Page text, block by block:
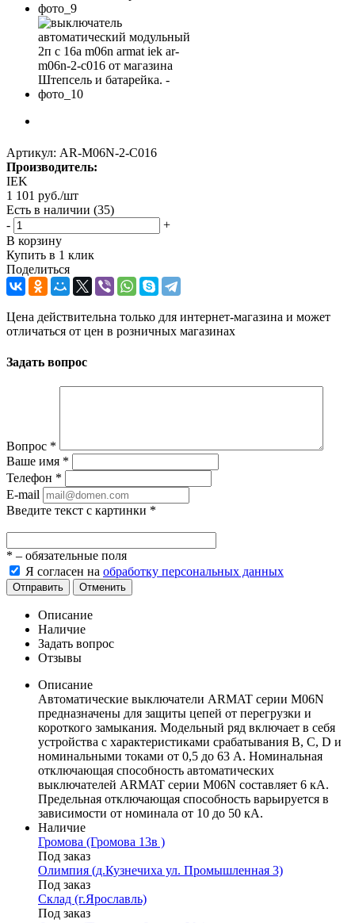
Артикул: AR-M06N-2-C016
Производитель:
IEK
1 101 руб./шт
Есть в наличии (35)
-
+
В корзину
Купить в 1 клик
Поделиться
Цена действительна только для интернет-магазина и может
отличаться от цен в розничных магазинах
Задать вопрос
Вопрос *
Ваше имя *
Телефон *
E-mail
Введите текст с картинки *
* – обязательные поля
Я согласен на обработку персональных данных
Отправить Отменить
Описание
Наличие
Задать вопрос
Отзывы
Описание
Автоматические выключатели ARMAT серии M06N
предназначены для защиты цепей от перегрузки и
короткого замыкания. Модельный ряд включает в себя
устройства с характеристиками срабатывания B, C, D и
номинальными токами от 0,5 до 63 А. Номинальная
отключающая способность автоматических
выключателей ARMAT серии M06N составляет 6 кА.
Предельная отключающая способность варьируется в
зависимости от номинала от 10 до 50 кА.
Наличие
Громова (Громова 13в )
Под заказ
Олимпия (д.Кузнечиха ул. Промышленная 3)
Под заказ
Склад (г.Ярославль)
Под заказ